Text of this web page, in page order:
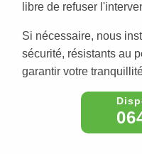
libre de refuser
Si nécessaire, nous
sécurité, résistants au
garantir votre